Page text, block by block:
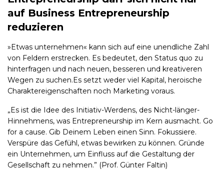
auf Business Entrepreneurship
reduzieren
»Etwas unternehmen« kann sich auf eine unendliche Zahl
von Feldern erstrecken. Es bedeutet, den Status quo zu
hinterfragen und nach neuen, besseren und kreativeren
Wegen zu suchen.Es setzt weder viel Kapital, heroische
Charaktereigenschaften noch Marketing voraus.
„Es ist die Idee des Initiativ-Werdens, des Nicht-länger-
Hinnehmens, was Entrepreneurship im Kern ausmacht. Go
for a cause. Gib Deinem Leben einen Sinn. Fokussiere.
Verspüre das Gefühl, etwas bewirken zu können. Gründe
ein Unternehmen, um Einfluss auf die Gestaltung der
Gesellschaft zu nehmen.” (Prof. Günter Faltin)